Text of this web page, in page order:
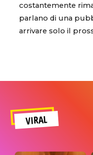
costantemente
parlano di una
arrivare solo il
VIRAL